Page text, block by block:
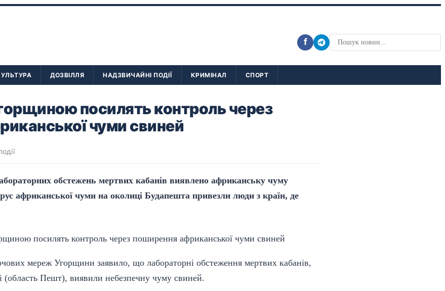
f
ДОЗВІЛЛЯ НАДЗВИЧАЙНІ ПОДІЇ КРИМІНАЛ СПОРТ
посилять контроль через
чуми свиней
обстежень мертвих кабанів виявлено африканську чуму
африканської чуми на околиці Будапешта привезли люди з країн, де
мереж Угорщини заявило, що лабораторні обстеження мертвих кабанів,
(область Пешт), виявили небезпечну чуму свиней.